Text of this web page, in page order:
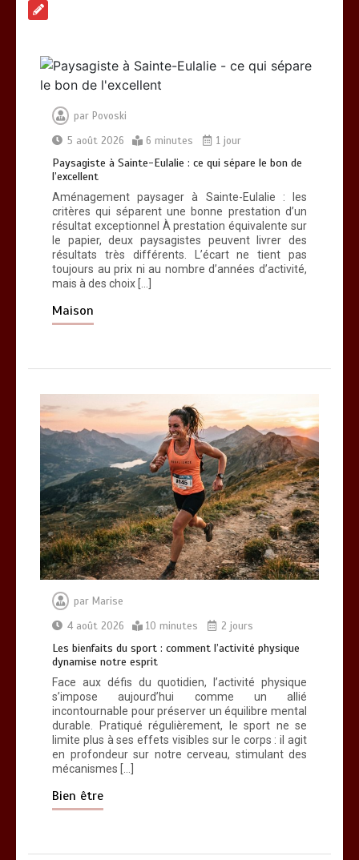
Paysagiste à Sainte-Eulalie : ce qui
0 6 minutes
esprit
par Povoski
5 août 2026
6 minutes 1 jour
Paysagiste à Sainte-Eulalie : ce qui sépare le bon de
l’excellent
Aménagement paysager à Sainte-Eulalie : les
critères qui séparent une bonne prestation d’un
résultat exceptionnel À prestation équivalente sur
le papier, deux paysagistes peuvent livrer des
résultats très différents. L’écart ne tient pas
toujours au prix ni au nombre d’années d’activité,
mais à des choix […]
Maison
par Marise
4 août 2026
10 minutes 2 jours
Les bienfaits du sport : comment l’activité physique
dynamise notre esprit
Face aux défis du quotidien, l’activité physique
s’impose aujourd’hui comme un allié
incontournable pour préserver un équilibre mental
durable. Pratiqué régulièrement, le sport ne se
limite plus à ses effets visibles sur le corps : il agit
en profondeur sur notre cerveau, stimulant des
mécanismes […]
Bien être